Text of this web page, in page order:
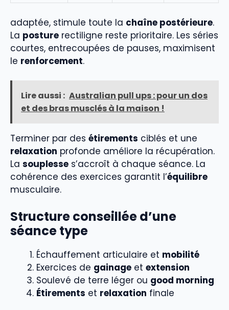
adaptée, stimule toute la chaîne postérieure.
La posture rectiligne reste prioritaire. Les séries
courtes, entrecoupées de pauses, maximisent
le renforcement.
Lire aussi : Australian pull ups : pour un dos
et des bras musclés à la maison !
Terminer par des étirements ciblés et une
relaxation profonde améliore la récupération.
La souplesse s’accroît à chaque séance. La
cohérence des exercices garantit l’équilibre
musculaire.
Structure conseillée d’une
séance type
Échauffement articulaire et mobilité
Exercices de gainage et extension
Soulevé de terre léger ou good morning
Étirements et relaxation finale